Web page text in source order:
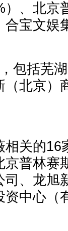
、北京
宝文娱
包括芜
北京）
关的16
普林赛
、龙旭
中心（